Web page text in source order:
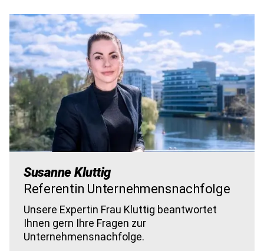
Bild
Susanne Kluttig
Referentin Unternehmensnachfolge
Unsere Expertin Frau Kluttig beantwortet
Ihnen gern Ihre Fragen zur
Unternehmensnachfolge.